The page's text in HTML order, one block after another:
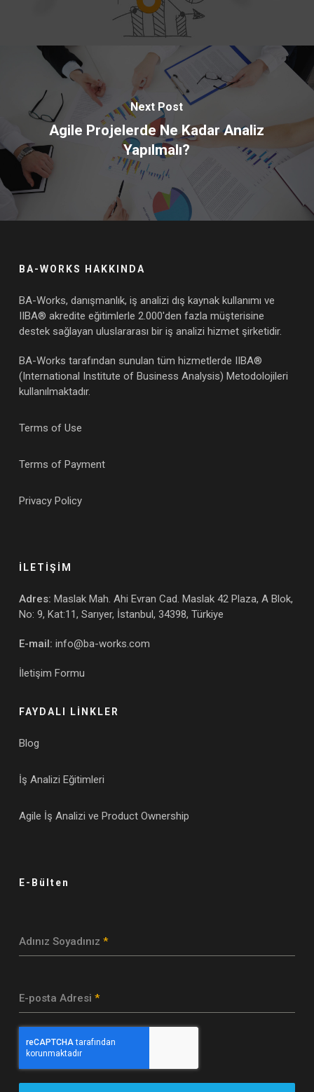
Next Post
Agile Projelerde Ne Kadar Analiz
Yapılmalı?
BA-WORKS HAKKINDA
BA-Works, danışmanlık, iş analizi dış kaynak kullanımı ve
IIBA® akredite eğitimlerle 2.000'den fazla müşterisine
destek sağlayan uluslararası bir iş analizi hizmet şirketidir.
BA-Works tarafından sunulan tüm hizmetlerde IIBA®
(International Institute of Business Analysis) Metodolojileri
kullanılmaktadır.
Terms of Use
Terms of Payment
Privacy Policy
İLETİŞİM
Adres: Maslak Mah. Ahi Evran Cad. Maslak 42 Plaza, A Blok,
No: 9, Kat:11, Sarıyer, İstanbul, 34398, Türkiye
E-mail: info@ba-works.com
İletişim Formu
FAYDALI LİNKLER
Blog
İş Analizi Eğitimleri
Agile İş Analizi ve Product Ownership
E-Bülten
Adınız Soyadınız *
E-posta Adresi *